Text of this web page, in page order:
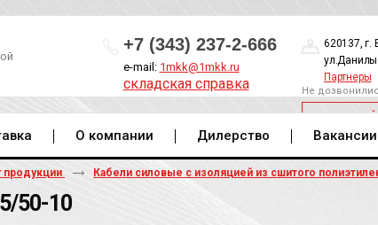
+7 (343) 237-2-666
e-mail: 1mkk@1mkk.ru
складская справка
620137, г.
ул.Данилы
Партнеры
Не
О компании Дилерство Вакансии
продукции Кабели силовые с изоляцией из сшитого
50-10